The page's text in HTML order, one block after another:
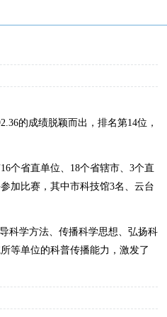
的成绩脱颖而出，排名第14位，
16个省直单位、 18个省辖市、 3个直
加比赛，其中市科技馆3名、云台
科学方法、传播科学思想、弘扬科
等单位的科普传播能力，激发了